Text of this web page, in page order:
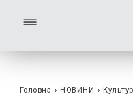
Головна › НОВИНИ ›